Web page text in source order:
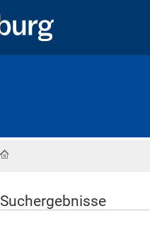
Suchergebnisse